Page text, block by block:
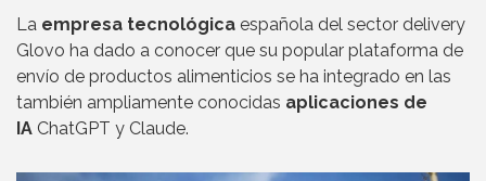
La empresa tecnológica española del sector delivery
Glovo ha dado a conocer que su popular plataforma de
envío de productos alimenticios se ha integrado en las
también ampliamente conocidas aplicaciones de
IA ChatGPT y Claude.